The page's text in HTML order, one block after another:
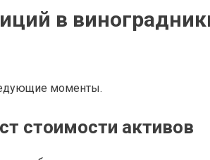
в
моменты.
стоимости активов